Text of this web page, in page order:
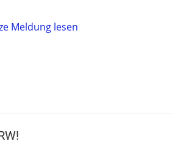
Meldung lesen